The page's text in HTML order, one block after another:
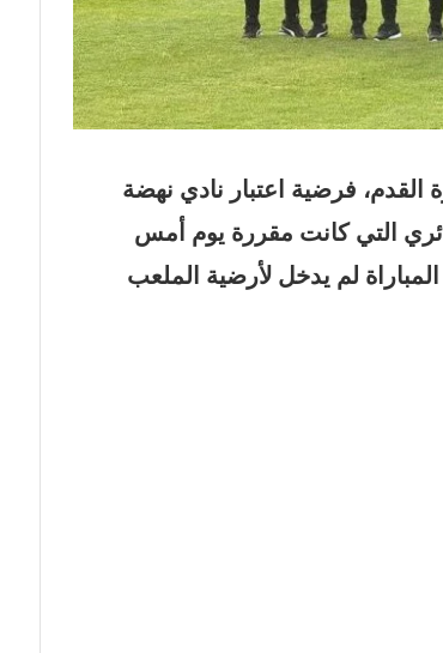
القدم، فرضية اعتبار نادي نهضة
التي كانت مقررة يوم أمس
لم يدخل لأرضية الملعب